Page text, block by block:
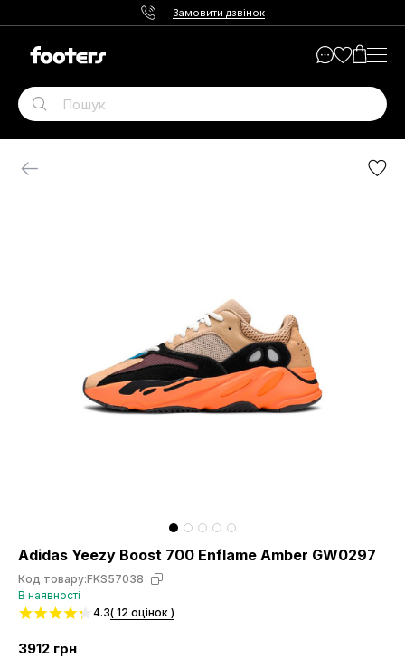
Замовити дзвінок
Adidas Yeezy Boost 700 Enflame Amber GW0297
Код товару:FKS57038
В наявності
4.3( 12 оцінок )
3912 грн